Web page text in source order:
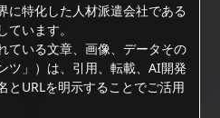
に特化した人材派遣会社である
います。
ている文章、画像、データその
ツ」）は、引用、転載、AI開発
とURLを明示することでご活用